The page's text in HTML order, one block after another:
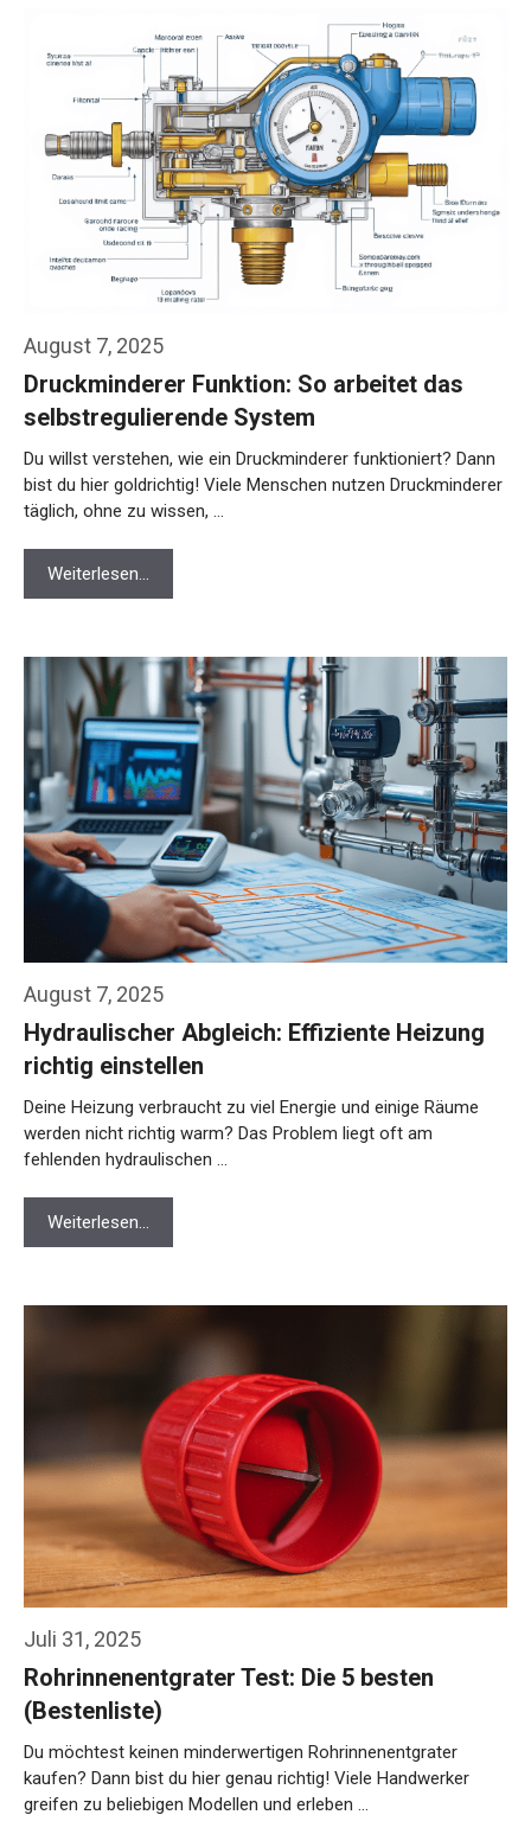
August 7, 2025
Druckminderer Funktion: So arbeitet das
selbstregulierende System
Du willst verstehen, wie ein Druckminderer funktioniert? Dann
bist du hier goldrichtig! Viele Menschen nutzen Druckminderer
täglich, ohne zu wissen, …
Weiterlesen…
August 7, 2025
Hydraulischer Abgleich: Effiziente Heizung
richtig einstellen
Deine Heizung verbraucht zu viel Energie und einige Räume
werden nicht richtig warm? Das Problem liegt oft am
fehlenden hydraulischen …
Weiterlesen…
Juli 31, 2025
Rohrinnenentgrater Test: Die 5 besten
(Bestenliste)
Du möchtest keinen minderwertigen Rohrinnenentgrater
kaufen? Dann bist du hier genau richtig! Viele Handwerker
greifen zu beliebigen Modellen und erleben …